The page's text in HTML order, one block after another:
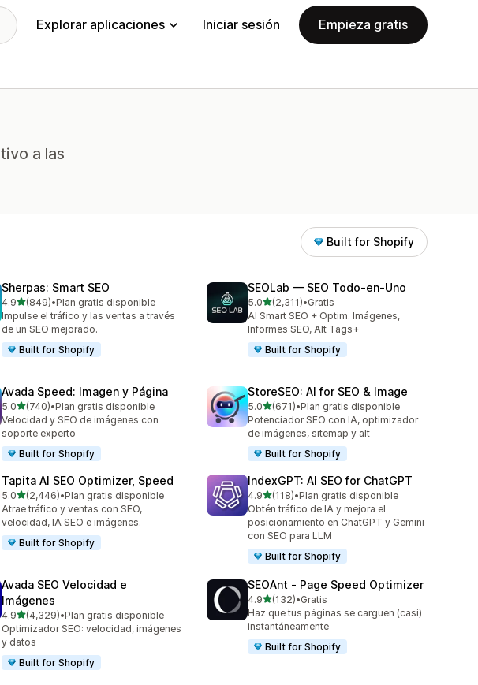
Explorar aplicaciones Iniciar sesión Empieza gratis
a las
Built for Shopify
Sherpas: Smart SEO
4.9de 5 estrellas
(849)
849 reseñas en total
•Plan gratis disponible
Impulse el tráfico y las ventas a través
de un SEO mejorado.
Built for Shopify
SEOLab — SEO Todo‑en‑Uno
5.0de 5 estrellas
(2,311)
2311 reseñas en total
•Gratis
AI Smart SEO + Optim. Imágenes,
Informes SEO, Alt Tags+
Built for Shopify
Avada Speed: Imagen y Página
5.0de 5 estrellas
(740)
740 reseñas en total
•Plan gratis disponible
Velocidad y SEO de imágenes con
soporte experto
Built for Shopify
StoreSEO: AI for SEO & Image
5.0de 5 estrellas
(671)
671 reseñas en total
•Plan gratis disponible
Potenciador SEO con IA, optimizador
de imágenes, sitemap y alt
Built for Shopify
Tapita AI SEO Optimizer, Speed
5.0de 5 estrellas
(2,446)
2446 reseñas en total
•Plan gratis disponible
Atrae tráfico y ventas con SEO,
velocidad, IA SEO e imágenes.
Built for Shopify
IndexGPT: AI SEO for ChatGPT
4.9de 5 estrellas
(118)
118 reseñas en total
•Plan gratis disponible
Obtén tráfico de IA y mejora el
posicionamiento en ChatGPT y Gemini
con SEO para LLM
Built for Shopify
Avada SEO Velocidad e
Imágenes
4.9de 5 estrellas
(4,329)
4329 reseñas en total
•Plan gratis disponible
Optimizador SEO: velocidad, imágenes
y datos
Built for Shopify
SEOAnt ‑ Page Speed Optimizer
4.9de 5 estrellas
(132)
132 reseñas en total
•Gratis
Haz que tus páginas se carguen (casi)
instantáneamente
Built for Shopify